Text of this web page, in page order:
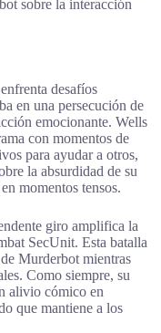
sobre la interacción
desafíos
en una persecución de
emocionante. Wells
con momentos de
para ayudar a otros,
la absurdidad de su
momentos tensos.
giro amplifica la
SecUnit. Esta batalla
Murderbot mientras
Como siempre, su
alivio cómico en
que mantiene a los